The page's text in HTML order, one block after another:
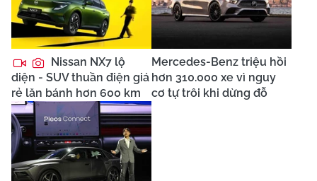
Nissan NX7 lộ
diện - SUV thuần điện giá
rẻ lăn bánh hơn 600 km
Mercedes-Benz triệu hồi
hơn 310.000 xe vì nguy
cơ tự trôi khi dừng đỗ